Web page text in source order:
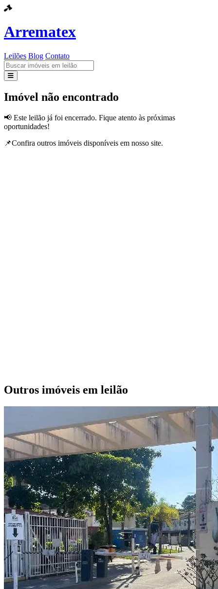
Arrematex
Leilões Blog Contato
Leilões
Imóvel não encontrado
📢 Este leilão já foi encerrado. Fique atento às próximas
oportunidades!
📌Confira outros imóveis disponíveis em nosso site.
Outros imóveis em leilão